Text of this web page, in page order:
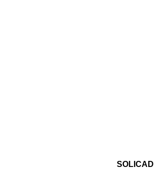
SOLICAD